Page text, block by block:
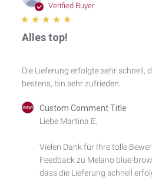
Verified Buyer
Alles top!
Die Lieferung erfolgte sehr schnell,
bestens, bin sehr zufrieden.
Comments
Review
Custom Comment Title
Liebe Martina E.
Vielen Dank für Ihre tolle
Feedback zu Melano blue-
dass die Lieferung schnell